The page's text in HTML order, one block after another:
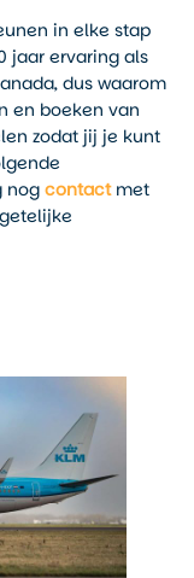
in elke stap
jaar ervaring als
dus waarom
en boeken van
zodat jij je kunt
nog contactmet